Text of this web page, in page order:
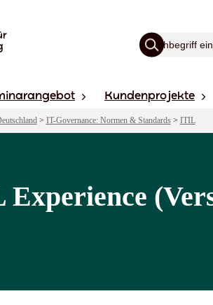
Kundenprojekte
> IT-Governance: Normen & Standards> ITIL